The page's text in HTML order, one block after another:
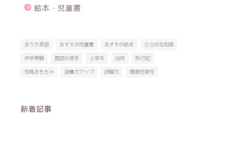
絵本・児童書
おうち英語 おすすめ児童書 おすすめ絵本
ひらがな知育
中学受験
国語が苦手 小学生 幼児
旅行記
知育おもちゃ
語彙力アップ 読解力 障害児育児
新着記事